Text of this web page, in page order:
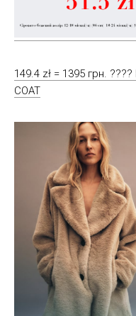
149.4 zł = 1395 грн.
COAT